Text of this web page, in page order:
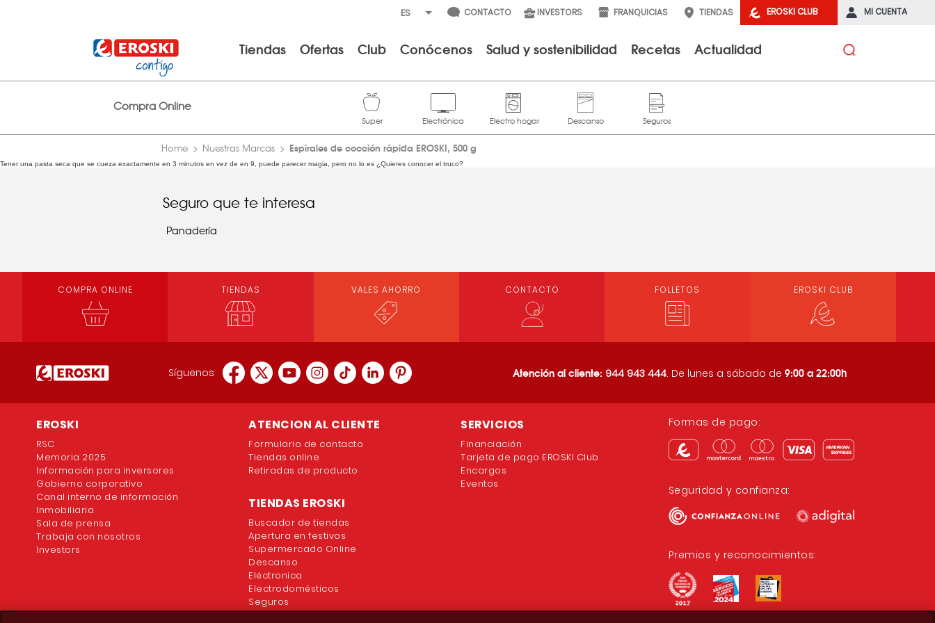
EROSKI CLUB MI CUENTA
CONTACTO INVESTORS FRANQUICIAS TIENDAS
Tiendas Ofertas Club Conócenos Salud y sostenibilidad Recetas Actualidad
Compra Online
Home Nuestras Marcas Espirales de cocción rápida EROSKI, 500 g
Tener una pasta seca que se cueza exactamente en 3 minutos en vez de en 9, puede parecer magia, pero no lo es ¿Quieres conocer el truco?
Seguro que te interesa
Panadería
COMPRA ONLINE TIENDAS VALES AHORRO CONTACTO FOLLETOS EROSKI CLUB
Síguenos Atención al cliente: 944 943 444. De lunes a sábado de 9:00 a 22:00h
EROSKI
RSC
Memoria 2025
Información para inversores
Gobierno corporativo
Canal interno de información
Inmobiliaria
Sala de prensa
Trabaja con nosotros
Investors
ATENCION AL CLIENTE
Formulario de contacto
Tiendas online
Retiradas de producto
TIENDAS EROSKI
Buscador de tiendas
Apertura en festivos
Supermercado Online
Descanso
Eléctronica
Electrodomésticos
Seguros
SERVICIOS
Financiación
Tarjeta de pago EROSKI Club
Encargos
Eventos
Formas de pago:
Seguridad y confianza:
Premios y reconocimientos: